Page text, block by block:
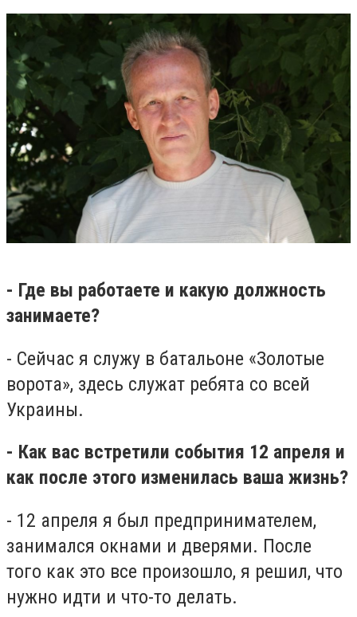
- Где вы работаете и какую должность
занимаете?
- Сейчас я служу в батальоне «Золотые
ворота», здесь служат ребята со всей
Украины.
- Как вас встретили события 12 апреля и
как после этого изменилась ваша жизнь?
- 12 апреля я был предпринимателем,
занимался окнами и дверями. После
того как это все произошло, я решил, что
нужно идти и что-то делать.